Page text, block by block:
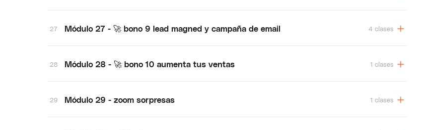
27 Módulo 27 - 🚀 bono 9 lead magned y campaña de email 4 clases
28 Módulo 28 - 🚀 bono 10 aumenta tus ventas 1 clases
29 Módulo 29 - zoom sorpresas 1 clases